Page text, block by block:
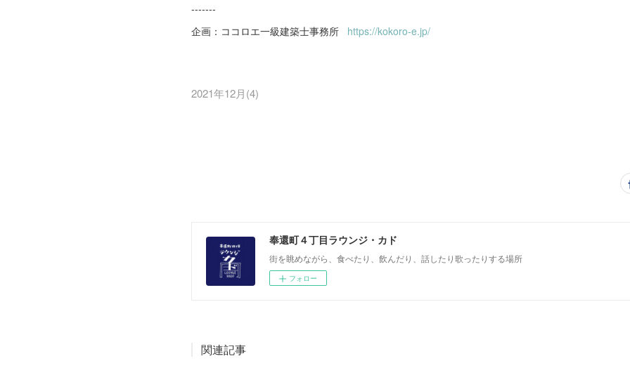
-------
企画：ココロエ一級建築士事務所 https://kokoro-e.jp/
2021年12月(4)
奉還町４丁目ラウンジ・カド
街を眺めながら、食べたり、飲んだり、話したり歌ったりする場所
フォロー
関連記事